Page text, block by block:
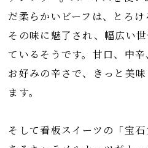
だ柔らかいビーフは、とろけ
その味に魅了され、幅広い
ているそうです。甘口、中辛
お好みの辛さで、きっと美
ます。
そして看板スイーツの「宝